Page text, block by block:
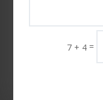
7 + 4=